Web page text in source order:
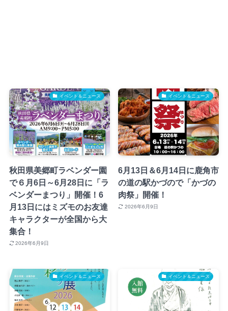
イベント＆ニュース
秋田県美郷町ラベンダー園
で６月6日～6月28日に「ラ
ベンダーまつり」開催！6
月13日にはミズモのお友達
キャラクターが全国から大
集合！
2026年6月9日
イベント＆ニュース
6月13日＆6月14日に鹿角市
の道の駅かづので「かづの
肉祭」開催！
2026年6月9日
イベント＆ニュース イベント＆ニュース